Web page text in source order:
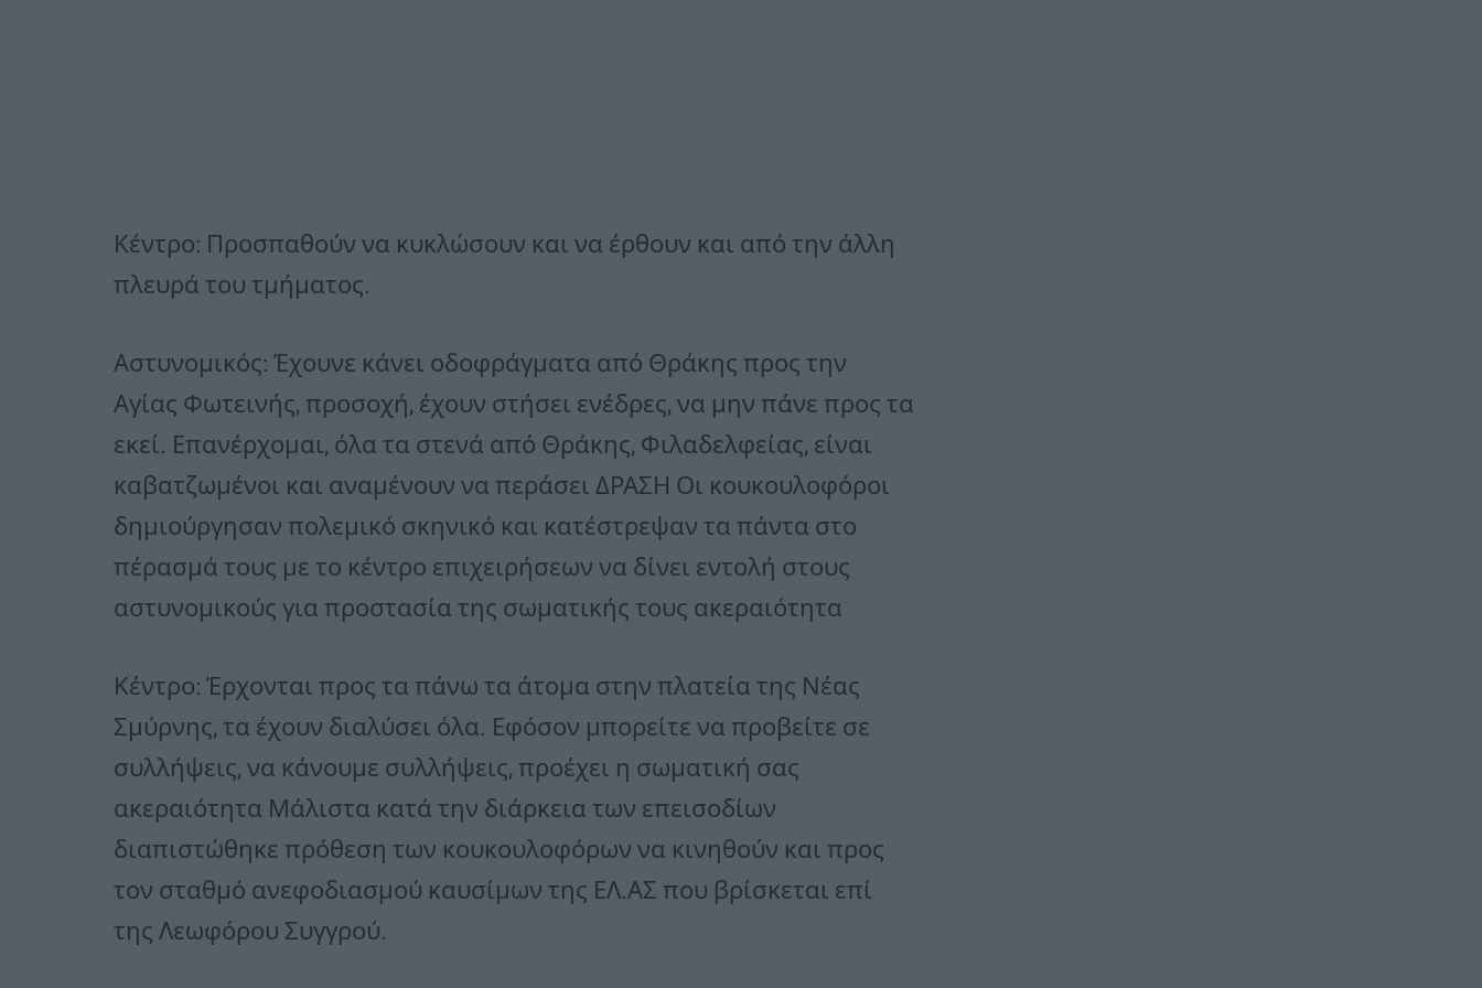
Κέντρο: Προσπαθούν να κυκλώσουν και να έρθουν και από την άλλη
πλευρά του τμήματος.
Αστυνομικός: Έχουνε κάνει οδοφράγματα από Θράκης προς την
Αγίας Φωτεινής, προσοχή, έχουν στήσει ενέδρες, να μην πάνε προς τα
εκεί. Επανέρχομαι, όλα τα στενά από Θράκης, Φιλαδελφείας, είναι
καβατζωμένοι και αναμένουν να περάσει ΔΡΑΣΗ Οι κουκουλοφόροι
δημιούργησαν πολεμικό σκηνικό και κατέστρεψαν τα πάντα στο
πέρασμά τους με το κέντρο επιχειρήσεων να δίνει εντολή στους
αστυνομικούς για προστασία της σωματικής τους ακεραιότητα
Κέντρο: Έρχονται προς τα πάνω τα άτομα στην πλατεία της Νέας
Σμύρνης, τα έχουν διαλύσει όλα. Εφόσον μπορείτε να προβείτε σε
συλλήψεις, να κάνουμε συλλήψεις, προέχει η σωματική σας
ακεραιότητα Μάλιστα κατά την διάρκεια των επεισοδίων
διαπιστώθηκε πρόθεση των κουκουλοφόρων να κινηθούν και προς
τον σταθμό ανεφοδιασμού καυσίμων της ΕΛ.ΑΣ που βρίσκεται επί
της Λεωφόρου Συγγρού.